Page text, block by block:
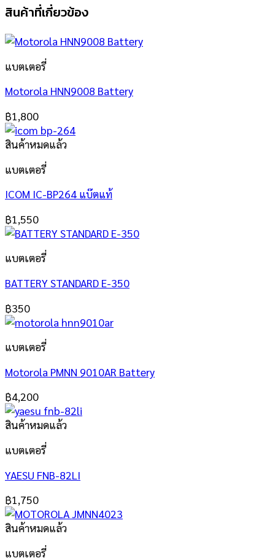
สินค้าที่เกี่ยวข้อง
แบตเตอรี่
Motorola HNN9008 Battery
฿1,800
สินค้าหมดแล้ว
แบตเตอรี่
ICOM IC-BP264 แบ๊ตแท้
฿1,550
แบตเตอรี่
BATTERY STANDARD E-350
฿350
แบตเตอรี่
Motorola PMNN 9010AR Battery
฿4,200
สินค้าหมดแล้ว
แบตเตอรี่
YAESU FNB-82LI
฿1,750
สินค้าหมดแล้ว
แบตเตอรี่